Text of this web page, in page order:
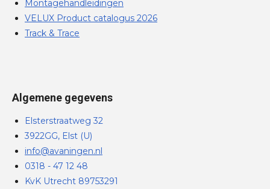
Montagehandleidingen
VELUX Product catalogus 2026
Track & Trace
Algemene gegevens
Elsterstraatweg 32
3922GG, Elst (U)
info@avaningen.nl
0318 - 47 12 48
KvK Utrecht 89753291